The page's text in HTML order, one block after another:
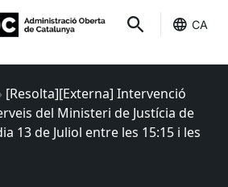
CA
› [Resolta][Externa] Intervenció
del Ministeri de Justícia de
13 de Juliol entre les 15:15 i les